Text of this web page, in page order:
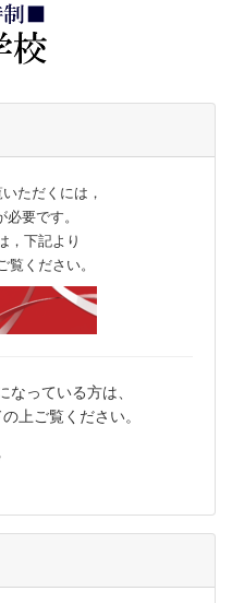
ただくには，
要です。
，下記より
ください。
っている方は、
上ご覧ください。